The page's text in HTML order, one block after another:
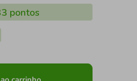
pontos